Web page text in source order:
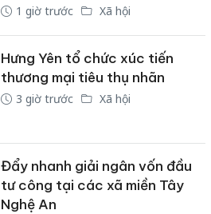
1 giờ trước Xã hội
Hưng Yên tổ chức xúc tiến
thương mại tiêu thụ nhãn
3 giờ trước Xã hội
Đẩy nhanh giải ngân vốn đầu
tư công tại các xã miền Tây
Nghệ An